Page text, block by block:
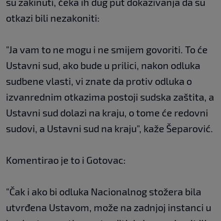
otkazi bili nezakoniti:
"Ja vam to ne mogu i ne smijem govoriti. To će
Ustavni sud, ako bude u prilici, nakon odluka
sudbene vlasti, vi znate da protiv odluka o
izvanrednim otkazima postoji sudska zaštita, a
Ustavni sud dolazi na kraju, o tome će redovni
sudovi, a Ustavni sud na kraju", kaže Šeparović.
Komentirao je to i Gotovac:
"Čak i ako bi odluka Nacionalnog stožera bila
utvrđena Ustavom, može na zadnjoj instanci u